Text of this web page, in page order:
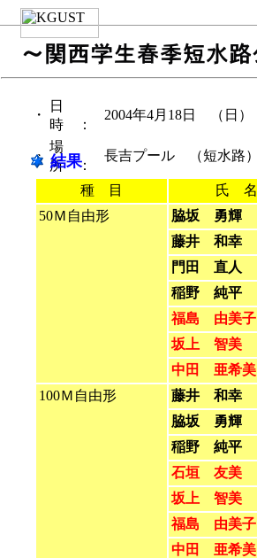
・
日
時 ：
2004年4月18日 （日）
・
場
所 ：
長吉プール （短水路）
種 目 氏 名
50Ｍ自由形
脇坂 勇輝
藤井 和幸
門田 直人
稲野 純平
福島 由美子
坂上 智美
中田 亜希美
100Ｍ自由形
藤井 和幸
脇坂 勇輝
稲野 純平
石垣 友美
坂上 智美
福島 由美子
中田 亜希美
結果